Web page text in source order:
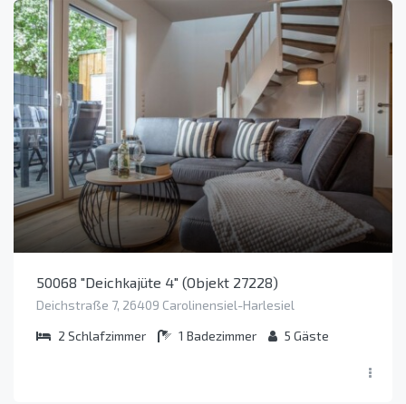
50068 "Deichkajüte 4" (Objekt 27228)
Deichstraße 7, 26409 Carolinensiel-Harlesiel
2 Schlafzimmer 1 Badezimmer 5 Gäste